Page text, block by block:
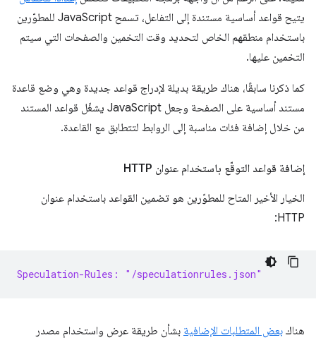
يتيح قواعد أساسية مستندة إلى التفاعل، تسمح JavaScript للمطوّرين
باستخدام منطقهم الخاص لتحديد وقت التخمين والصفحات التي سيتم
التخمين عليها.
كما ذكرنا سابقًا، هناك طريقة بديلة لإدراج قواعد جديدة وهي وضع قاعدة
مستند أساسية على الصفحة وجعل JavaScript يشغّل قواعد المستند
من خلال إضافة فئات مناسبة إلى الروابط لتتطابق مع القاعدة.
إضافة قواعد التوقّع باستخدام عنوان HTTP
الخيار الأخير المتاح للمطوّرين هو تضمين القواعد باستخدام عنوان
HTTP:
Speculation-Rules: "/speculationrules.json"
هناك بعض المتطلبات الإضافية بشأن طريقة عرض واستخدام مصدر